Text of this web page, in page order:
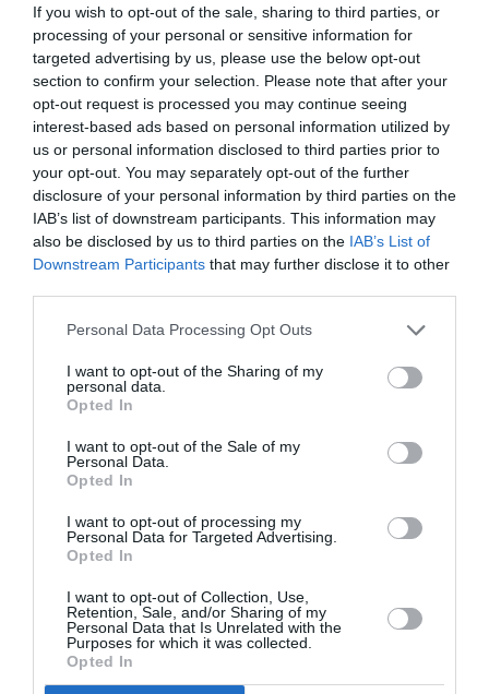
If you wish to opt-out of the sale, sharing to third parties, or
processing of your personal or sensitive information for
targeted advertising by us, please use the below opt-out
section to confirm your selection. Please note that after your
opt-out request is processed you may continue seeing
interest-based ads based on personal information utilized by
us or personal information disclosed to third parties prior to
your opt-out. You may separately opt-out of the further
disclosure of your personal information by third parties on the
IAB’s list of downstream participants. This information may
also be disclosed by us to third parties on the IAB’s List of
Downstream Participants that may further disclose it to other
Personal Data Processing Opt Outs
I want to opt-out of the Sharing of my
personal data.
Opted In
I want to opt-out of the Sale of my
Personal Data.
Opted In
I want to opt-out of processing my
Personal Data for Targeted Advertising.
Opted In
I want to opt-out of Collection, Use,
Retention, Sale, and/or Sharing of my
Personal Data that Is Unrelated with the
Purposes for which it was collected.
Opted In
«Pop of color»: Τα χρώματα μπορούν να δώσουν
στα νύχια μας την πιο ανοιξιάτικη διάθεση
French Manicure: Η 2000’s εκδοχή με χοντρό tip
κάνει την επιστροφή της